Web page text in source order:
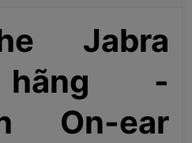
Jabra
-
On-ear